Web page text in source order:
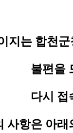
지는 합천
불편을
다시 접
사항은 아